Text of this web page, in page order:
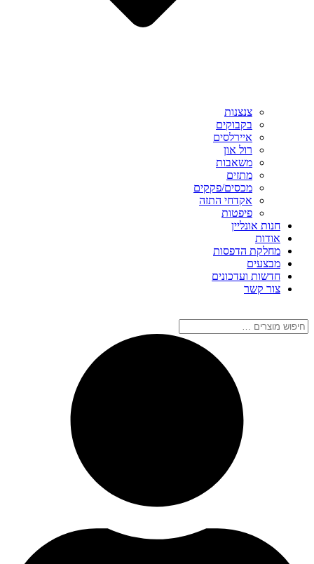
צנצנות
בקבוקים
איירלסים
רול און
משאבות
מתזים
מכסים/פקקים
אקדחי התזה
פיפטות
חנות אונליין
אודות
מחלקת הדפסות
מבצעים
חדשות ועדכונים
צור קשר
חיפוש
מוצרים